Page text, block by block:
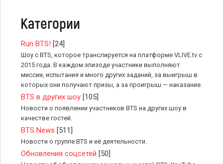
Категории
Run BTS! [24]
Шоу с BTS, которое транслируется на платформе VLIVE.tv с
2015 года. В каждом эпизоде участники выполняют
миссии, испытания и много других заданий, за выигрыш в
которых они получают призы, а за проигрыш — наказание.
BTS в других шоу [105]
Новости о появлении участников BTS на других шоу в
качестве гостей.
BTS News [511]
Новости о группе BTS и её деятельности.
Обновления соцсетей [50]